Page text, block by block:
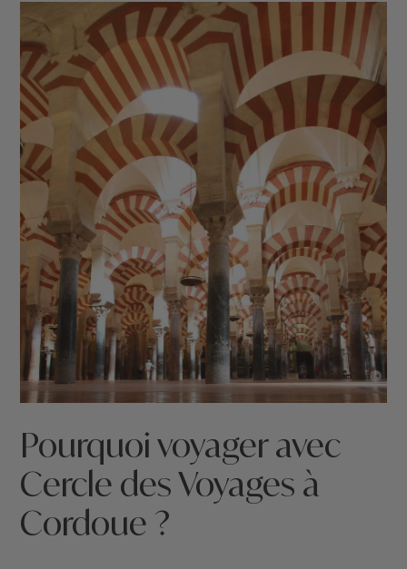
©
Pourquoi voyager avec
Cercle des Voyages à
Cordoue ?